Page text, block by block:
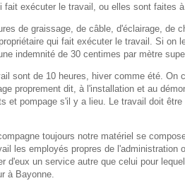
fait exécuter le travail, ou elles sont faites
de graissage, de câble, d'éclairage, de
qui fait exécuter le travail. Si on
indemnité de 30 centimes par mètre
sont de 10 heures, hiver comme été. On
proprement dit, à l'installation et au
et pompage s'il y a lieu. Le travail doit
toujours notre matériel se
les employés propres de l'administration
d'eux un service autre que celui pour
à Bayonne.